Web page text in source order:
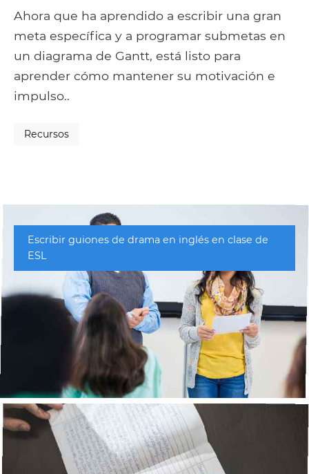
Ahora que ha aprendido a escribir una gran
meta específica y a programar submetas en
un diagrama de Gantt, está listo para
aprender cómo mantener su motivación e
impulso..
Recursos
Escribir guiones de drama en inglés en clase de
ESL